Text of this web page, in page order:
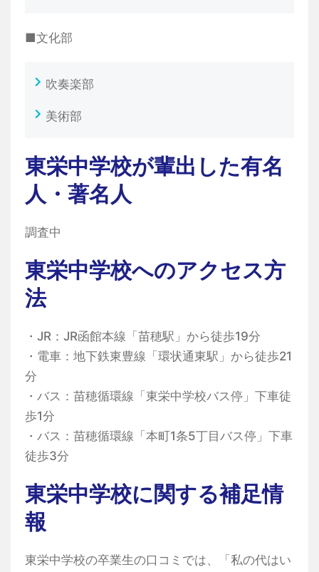
■文化部
吹奏楽部
美術部
東栄中学校が輩出した有名
人・著名人
調査中
東栄中学校へのアクセス方
法
・JR：JR函館本線「苗穂駅」から徒歩19分
・電車：地下鉄東豊線「環状通東駅」から徒歩21
分
・バス：苗穂循環線「東栄中学校バス停」下車徒
歩1分
・バス：苗穂循環線「本町1条5丁目バス停」下車
徒歩3分
東栄中学校に関する補足情
報
東栄中学校の卒業生の口コミでは、「私の代はい